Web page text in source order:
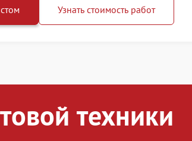
Узнать стоимость работ
техники